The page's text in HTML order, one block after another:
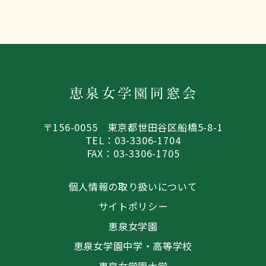
〒156-0055 東京都世田谷区船橋5-8-1
TEL：03-3306-1704
FAX：03-3306-1705
個人情報の取り扱いについて
サイトポリシー
恵泉女学園
恵泉女学園中学・高等学校